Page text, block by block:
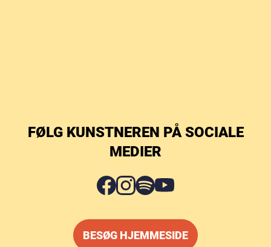
FØLG KUNSTNEREN PÅ SOCIALE
MEDIER
BESØG HJEMMESIDE